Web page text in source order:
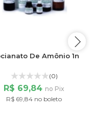
De Amônio 1n
(0)
R$ 69,84 no Pix
R$ 69,84 no boleto